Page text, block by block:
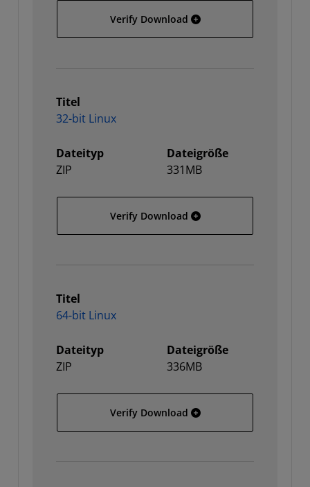
Verify Download 32-bit Windows
Titel
32-bit Linux
Dateityp
ZIP
Dateigröße
331MB
Verify Download 32-bit Linux
Titel
64-bit Linux
Dateityp
ZIP
Dateigröße
336MB
Verify Download 64-bit Linux